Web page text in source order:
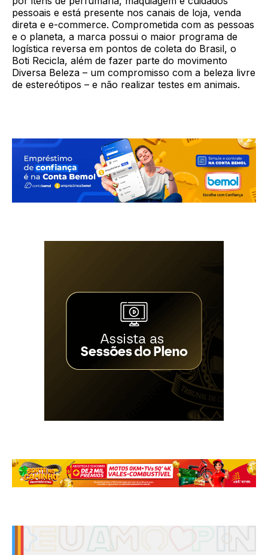
pessoais e está presente nos canais de loja, venda
direta e e-commerce. Comprometida com as pessoas
e o planeta, a marca possui o maior programa de
logística reversa em pontos de coleta do Brasil, o
Boti Recicla, além de fazer parte do movimento
Diversa Beleza – um compromisso com a beleza livre
de estereótipos – e não realizar testes em animais.